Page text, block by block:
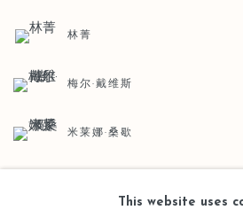
林菁
梅尔·戴维斯
米莱娜·桑歇
This website uses